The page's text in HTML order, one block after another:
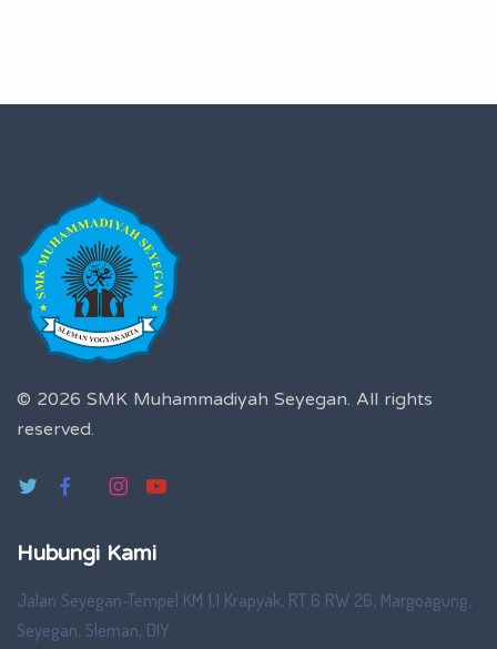
© 2026 SMK Muhammadiyah Seyegan. All rights
reserved.
Hubungi Kami
Jalan Seyegan-Tempel KM 1,1 Krapyak, RT 6 RW 26, Margoagung,
Seyegan, Sleman, DIY